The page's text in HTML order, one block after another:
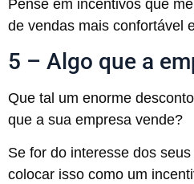
Pense em incentivos que
de vendas mais confortável
5 – Algo que a
Que tal um enorme
que a sua empresa vende?
Se for do interesse dos
colocar isso como um